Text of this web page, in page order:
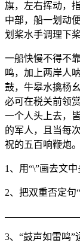
旗，左右挥动，
中部，船一划动
划桨水手调理下桨
一船快慢不得不
鸣，加上两岸人
鼓，牛皋水擒杨
必可在税关前领
一个人头上去，
的军人，且当每
祝的五百响鞭炮。
1、用“\”画去文
2、把双重否定句
3、“鼓声如雷鸣”